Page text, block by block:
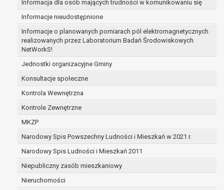
Informacja dla osób mających trudności w komunikowaniu się
Informacje nieudostępnione
Informacje o planowanych pomiarach pól elektromagnetycznych
realizowanych przez Laboratorium Badań Środowiskowych
NetWorkS!
Jednostki organizacyjne Gminy
Konsultacje społeczne
Kontrola Wewnętrzna
Kontrole Zewnętrzne
MKZP
Narodowy Spis Powszechny Ludności i Mieszkań w 2021 r.
Narodowy Spis Ludności i Mieszkań 2011
Niepubliczny zasób mieszkaniowy
Nieruchomości
zabezpieczenia ewentualnych roszczeń, a w
przypadku wyrażenia zgody na przetwarzanie
danych po zakończeniu i rozliczeniu umowy, do
czasu wycofania tej zgody.
Ponadto w przypadku umów o dofinansowanie
dane osobowe od momentu pozyskania
przechowywane są przez okres wynikający z
umowy o dofinansowanie zawartej między
beneficjentem a określoną instytucją, trwałości
danego projektu i konieczności zachowania
dokumentacji projektu do celów kontrolnych.
W związku z przetwarzaniem przez
administratora danych osobowych przysługuje
Pani/Panu:
prawo dostępu do treści danych oraz
otrzymywania ich kopii na podstawie art. 15
RODO;